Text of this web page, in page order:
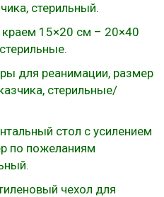
стерильный.
15×20 см – 20×40
для реанимации, размер
стерильные/
стол с усилением
по пожеланиям
чехол для